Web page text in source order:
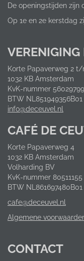
De openingstijden zijn
Op 1e en 2e kerstdag
VERENIGING
Korte Papaverweg 2
1032 KB Amsterdam
KvK-nummer 56029799
BTW NL851949356B01
info@deceuvel.nl
CAFÉ DE
Korte Papaverweg 4
1032 KB Amsterdam
Volharding BV
KvK-nummer 80511155
BTW NL861697480B01
cafe@deceuvel.nl
Algemene
CONTACT